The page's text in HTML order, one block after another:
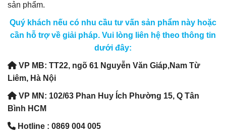
sản phẩm.
Quý khách nếu có nhu cầu tư vấn sản phẩm này hoặc
cần hỗ trợ về giải pháp. Vui lòng liên hệ theo thông tin
dưới đây:
VP MB: TT22, ngõ 61 Nguyễn Văn Giáp,Nam Từ
Liêm, Hà Nội
VP MN: 102/63 Phan Huy Ích Phường 15, Q Tân
Bình HCM
Hotline : 0869 004 005